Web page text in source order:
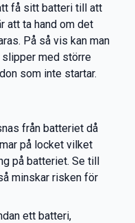
få sitt batteri till att
att ta hand om det
På så vis kan man
slipper med större
som inte startar.
från batteriet då
på locket vilket
på batteriet. Se till
minskar risken för
ett batteri,